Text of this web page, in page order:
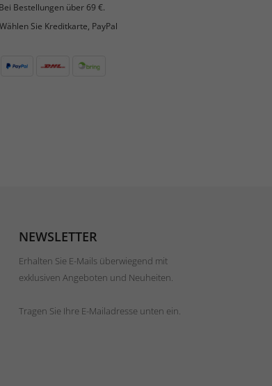
Bestellungen über 69 €.
Wählen Sie Kreditkarte, PayPal
NEWSLETTER
Erhalten Sie E-Mails überwiegend mit
exklusiven Angeboten und Neuheiten.
Tragen Sie Ihre E-Mailadresse unten ein.